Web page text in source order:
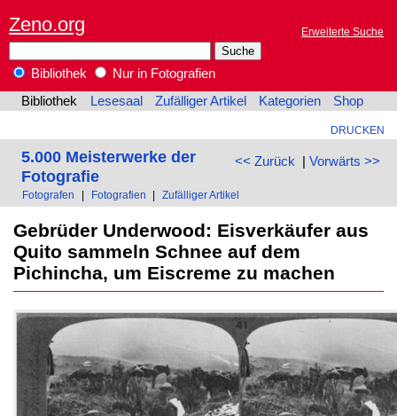
Zeno.org Erweiterte Suche
Bibliothek
Nur in Fotografien
Bibliothek
Lesesaal Zufälliger Artikel Kategorien Shop
DRUCKEN
<< Zurück | Vorwärts >>
5.000 Meisterwerke der
Fotografie
Fotografen Fotografien Zufälliger Artikel
Gebrüder Underwood: Eisverkäufer aus
Quito sammeln Schnee auf dem
Pichincha, um Eiscreme zu machen